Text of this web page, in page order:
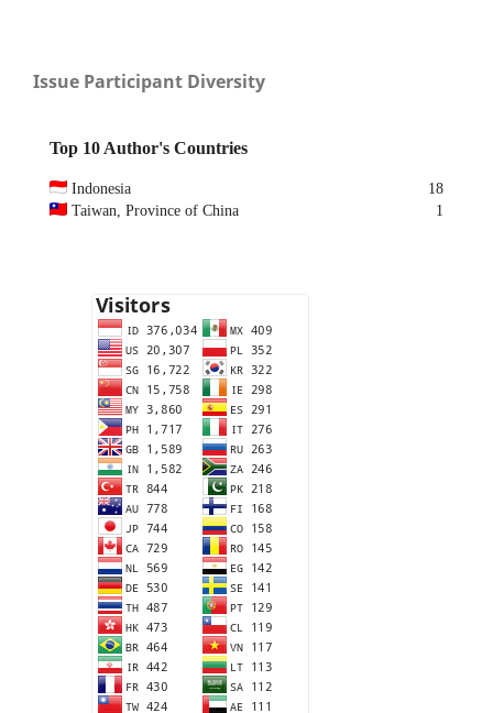
Issue Participant Diversity
Top 10 Author's Countries
Indonesia
18
Taiwan, Province of China
1